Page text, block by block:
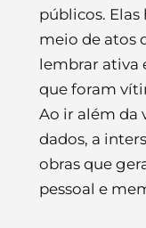
públicos.
meio de atos
lembrar ativa
que foram
Ao ir além da
dados, a
obras que
pessoal e